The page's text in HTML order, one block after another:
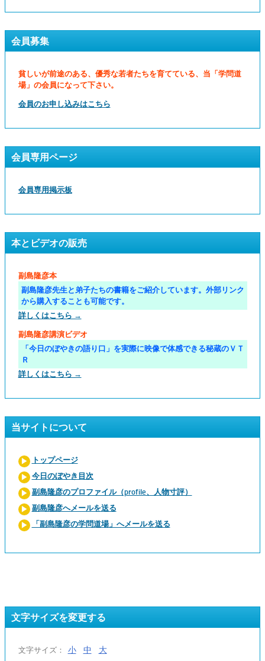
会員募集
貧しいが前途のある、優秀な若者たちを育てている、当「学問道
場」の会員になって下さい。
会員のお申し込みはこちら
会員専用ページ
会員専用掲示板
本とビデオの販売
副島隆彦本
副島隆彦先生と弟子たちの書籍をご紹介しています。外部リンク
から購入することも可能です。
詳しくはこちら →
副島隆彦講演ビデオ
「今日のぼやきの語り口」を実際に映像で体感できる秘蔵のＶＴ
Ｒ
詳しくはこちら →
当サイトについて
トップページ
今日のぼやき目次
副島隆彦のプロファイル（profile、人物寸評）
副島隆彦へメールを送る
「副島隆彦の学問道場」へメールを送る
文字サイズを変更する
文字サイズ： 小 中 大